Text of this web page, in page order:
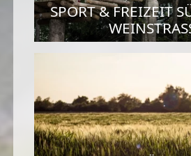
SPORT & FREIZEIT